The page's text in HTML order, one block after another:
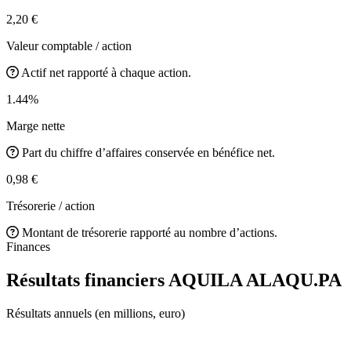
2,20 €
Valeur comptable / action
Actif net rapporté à chaque action.
1.44%
Marge nette
Part du chiffre d’affaires conservée en bénéfice net.
0,98 €
Trésorerie / action
Montant de trésorerie rapporté au nombre d’actions.
Finances
Résultats financiers AQUILA ALAQU.PA
Résultats annuels (en millions, euro)